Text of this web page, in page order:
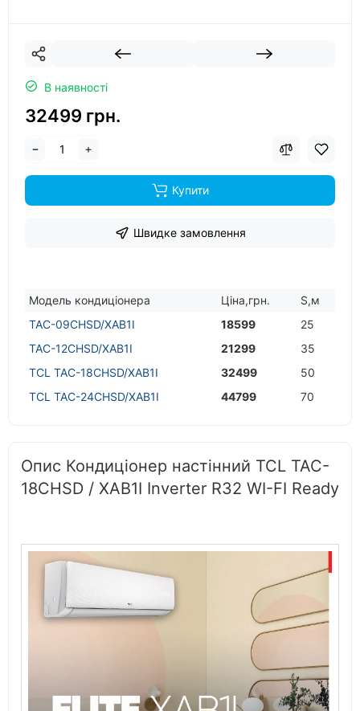
В наявності
32499 грн.
Купити
Швидке замовлення
Модель кондицiонера Цiна,грн.
S,м
TAC-09CHSD/XAB1I
18599
25
TAC-12CHSD/XAB1I
21299
35
TCL TAC-18CHSD/XAB1I
32499
50
TCL TAC-24CHSD/XAB1I
44799 70
Опис Кондиціонер настінний TCL TAC-
18CHSD / XAB1I Inverter R32 WI-FI Ready